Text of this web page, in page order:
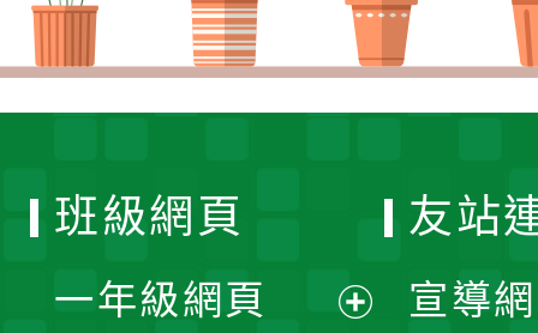
班級網頁
一年級網頁
友站
宣導